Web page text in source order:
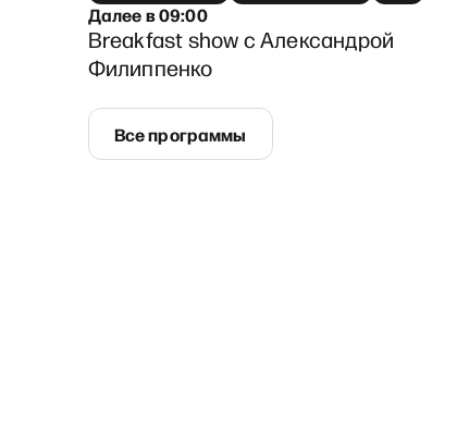
Далеев09:00
Breakfast show с Александрой
Филиппенко
Все программы